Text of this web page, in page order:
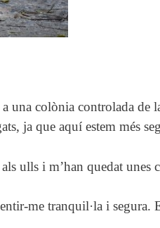
una colònia controlada
ja que aquí estem més
ulls i m’han quedat unes
me tranquil·la i segura.